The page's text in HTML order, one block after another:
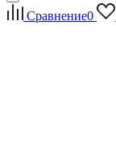
Сравнение0